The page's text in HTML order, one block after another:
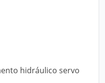
hidráulico servo